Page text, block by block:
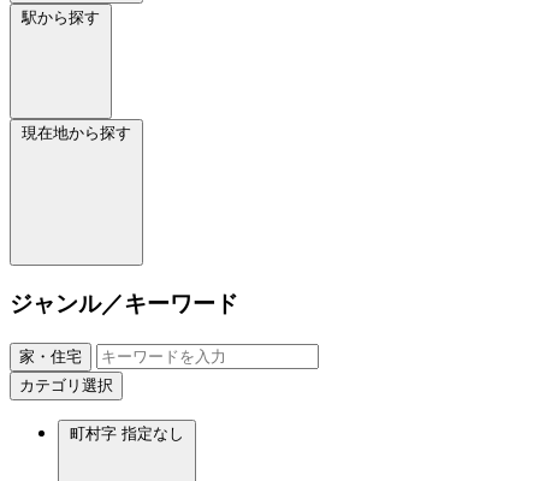
駅から探す
現在地から探す
ジャンル／キーワード
家・住宅
カテゴリ選択
町村字 指定なし